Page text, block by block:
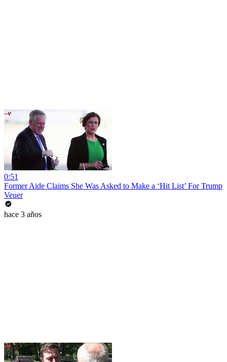
0:51
Former Aide Claims She Was Asked to Make a ‘Hit List’ For Trump
Veuer
hace 3 años